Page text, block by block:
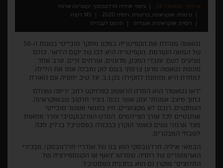
ארכיון - פסטיבל 36
בימוי: איליה חרז'נובסקי, יקטרינה ארטל
גרמניה, אוקראינה, בריטניה, רוסיה 2020
145 דקות
רוסית, אוקראינית, אנגלית
תרגום לעברית
נטאשה מנהלת את הקפיטריה במכון מחקר סובייטי בשנות ה-50
של המאה הקודמת. הקפיטריה היא לבו של יקום ה'דאו'. כולם
מגיעים לשם: עובדי המכון, מדענים, אורחים זרים. ערב אחד
פוגשת נטאשה מדען צרפתי בשם לוק ומבלה אתו את הלילה.
למחרת היא מזומנת לחקירה בק.ג.ב. על טיב יחסיה עם האורח.
"דאו.נטאשה" הוא הסרט הראשון בפרויקט רחב יריעה שצולם
בתוך מיצב אמנותי ענק אשר נבנה בעיר חרקוב שבאוקראינה.
השחקנים, רובם לא מקצועיים, חיו בתנאי משטר סובייטי
אותנטיים לכל אורך הצילומים. הסרט הפרובוקטיבי עורר מחאות
מצד ארגוני נשים כאשר הוקרן בבכורה בפסטיבל ברלין, וזכה
לשבחי המבקרים.
הבמאי איליה חרז'נובסקי הוא בנו של אנדריי חרז’נובסקי, מבכירי
האנימטורים של רוסיה, שסרטו "האף או הקונספירציה של
החלוצים" מוקרן גם הוא בתכנית הפסטיבל.